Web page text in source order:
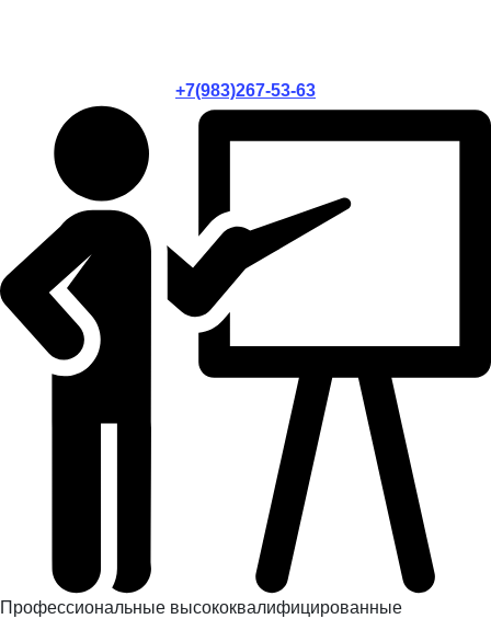
+7(983)267-53-63
Профессиональные высококвалифицированные